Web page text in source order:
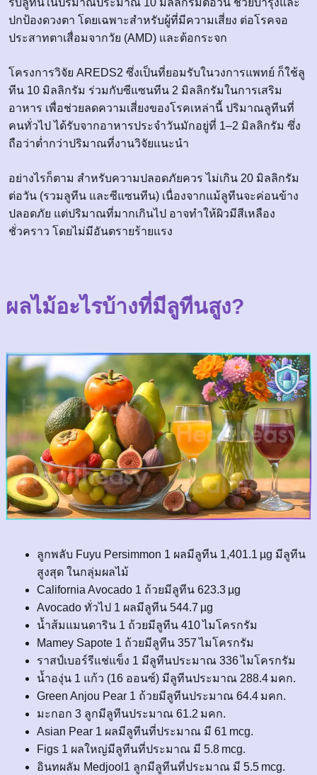
รับลูทีนในปริมาณประมาณ 10 มิลลิกรัมต่อวัน ช่วยบำรุงและ
ปกป้องดวงตา โดยเฉพาะสำหรับผู้ที่มีความเสี่ยง ต่อโรคจอ
ประสาทตาเสื่อมจากวัย (AMD) และต้อกระจก
โครงการวิจัย AREDS2 ซึ่งเป็นที่ยอมรับในวงการแพทย์ ก็ใช้ลู
ทีน 10 มิลลิกรัม ร่วมกับซีแซนทีน 2 มิลลิกรัมในการเสริม
อาหาร เพื่อช่วยลดความเสี่ยงของโรคเหล่านี้ ปริมาณลูทีนที่
คนทั่วไป ได้รับจากอาหารประจำวันมักอยู่ที่ 1–2 มิลลิกรัม ซึ่ง
ถือว่าต่ำกว่าปริมาณที่งานวิจัยแนะนำ
อย่างไรก็ตาม สำหรับความปลอดภัยควร ไม่เกิน 20 มิลลิกรัม
ต่อวัน (รวมลูทีน และซีแซนทีน) เนื่องจากแม้ลูทีนจะค่อนข้าง
ปลอดภัย แต่ปริมาณที่มากเกินไป อาจทำให้ผิวมีสีเหลือง
ชั่วคราว โดยไม่มีอันตรายร้ายแรง
ผลไม้อะไรบ้างที่มีลูทีนสูง?
ลูกพลับ Fuyu Persimmon 1 ผลมีลูทีน 1,401.1 µg มีลูทีน
สูงสุด ในกลุ่มผลไม้
California Avocado 1 ถ้วยมีลูทีน 623.3 µg
Avocado ทั่วไป 1 ผลมีลูทีน 544.7 µg
น้ำส้มแมนดาริน 1 ถ้วยมีลูทีน 410 ไมโครกรัม
Mamey Sapote 1 ถ้วยมีลูทีน 357 ไมโครกรัม
ราสป์เบอร์รีแช่แข็ง 1 มีลูทีนประมาณ 336 ไมโครกรัม
น้ำองุ่น 1 แก้ว (16 ออนซ์) มีลูทีนประมาณ 288.4 มคก.
Green Anjou Pear 1 ถ้วยมีลูทีนประมาณ 64.4 มคก.
มะกอก 3 ลูกมีลูทีนประมาณ 61.2 มคก.
Asian Pear 1 ผลมีลูทีนที่ประมาณ มี 61 mcg.
Figs 1 ผลใหญ่มีลูทีนที่ประมาณ มี 5.8 mcg.
อินทผลัม Medjool1 ลูกมีลูทีนที่ประมาณ มี 5.5 mcg.